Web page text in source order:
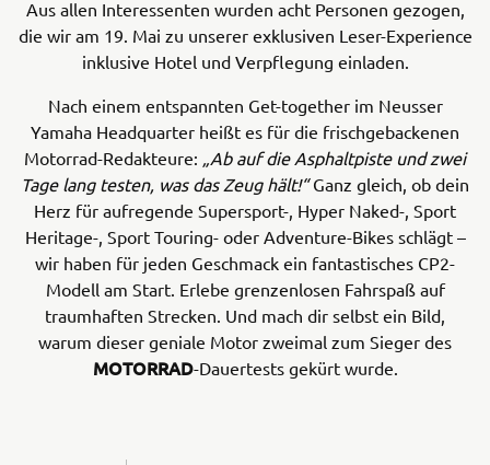
Aus allen Interessenten wurden acht Personen gezogen,
die wir am 19. Mai zu unserer exklusiven Leser-Experience
inklusive Hotel und Verpflegung einladen.
Nach einem entspannten Get-together im Neusser
Yamaha Headquarter heißt es für die frischgebackenen
Motorrad-Redakteure: „Ab auf die Asphaltpiste und zwei
Tage lang testen, was das Zeug hält!“Ganz gleich, ob dein
Herz für aufregende Supersport-, Hyper Naked-, Sport
Heritage-, Sport Touring- oder Adventure-Bikes schlägt –
wir haben für jeden Geschmack ein fantastisches CP2-
Modell am Start. Erlebe grenzenlosen Fahrspaß auf
traumhaften Strecken. Und mach dir selbst ein Bild,
warum dieser geniale Motor zweimal zum Sieger des
MOTORRAD-Dauertests gekürt wurde.